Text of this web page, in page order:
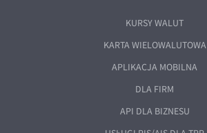
KURSY WALUT
KARTA WIELOWALUTOWA
APLIKACJA MOBILNA
DLA FIRM
API DLA BIZNESU